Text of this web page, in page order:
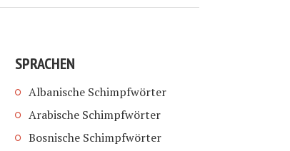
SPRACHEN
Albanische Schimpfwörter
Arabische Schimpfwörter
Bosnische Schimpfwörter